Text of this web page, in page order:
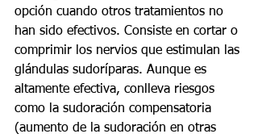
opción cuando otros tratamientos no
han sido efectivos. Consiste en cortar o
comprimir los nervios que estimulan las
glándulas sudoríparas. Aunque es
altamente efectiva, conlleva riesgos
como la sudoración compensatoria
(aumento de la sudoración en otras